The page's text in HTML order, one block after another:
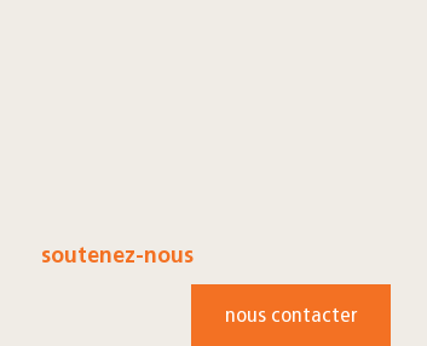
soutenez-nous
nous contacter